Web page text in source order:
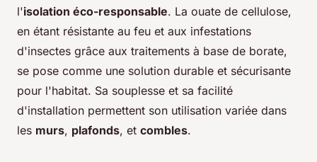
l'isolation éco-responsable. La ouate de cellulose,
en étant résistante au feu et aux infestations
d'insectes grâce aux traitements à base de borate,
se pose comme une solution durable et sécurisante
pour l'habitat. Sa souplesse et sa facilité
d'installation permettent son utilisation variée dans
les murs, plafonds, et combles.